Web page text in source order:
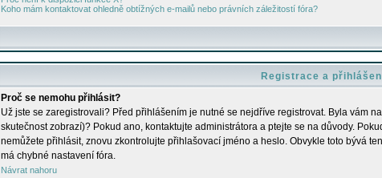
Koho mám kontaktovat ohledně obtížných e-mailů nebo právních záležitostí fóra?
Registrace a
Proč se nemohu přihlásit?
Už jste se zaregistrovali? Před přihlášením je nutné se nejdříve registrovat. Byla vám
skutečnost zobrazí)? Pokud ano, kontaktujte administrátora a ptejte se na důvody.
nemůžete přihlásit, znovu zkontrolujte přihlašovací jméno a heslo. Obvykle toto bývá
má chybné nastavení fóra.
Návrat nahoru